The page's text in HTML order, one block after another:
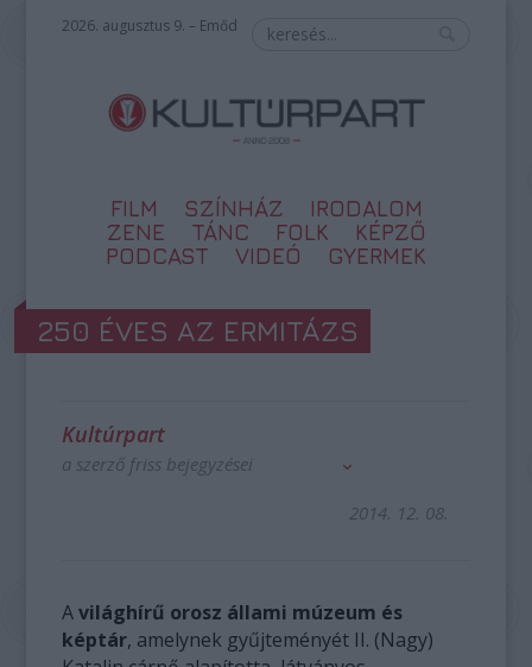
2026. augusztus 9. – Emőd
FILM SZÍNHÁZ
IRODALOM
ZENE
TÁNC FOLK
KÉPZŐ
PODCAST
VIDEÓ GYERMEK
250 ÉVES AZ ERMITÁZS
Kultúrpart
a szerző friss bejegyzései
2014. 12. 08.
Avilághírű orosz állami múzeum és
képtár, amelynek gyűjteményét II. (Nagy)